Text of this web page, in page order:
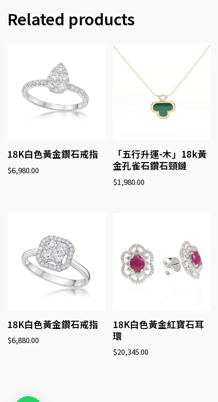
Related products
18K白色黃金鑽石戒指
$6,980.00
「五行升運-木」18k黃
金孔雀石鑽石頸鏈
$1,980.00
18K白色黃金鑽石戒指
$6,880.00
18K白色黃金紅寶石耳
環
$20,345.00